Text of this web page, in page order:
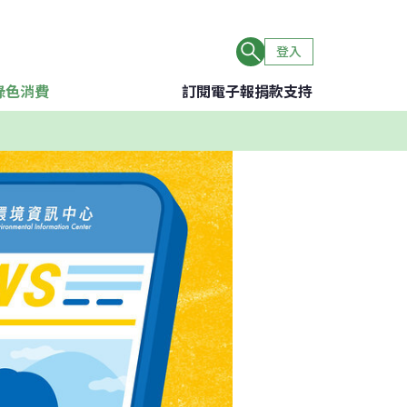
登入
色消費 訂閱電子報捐款支持